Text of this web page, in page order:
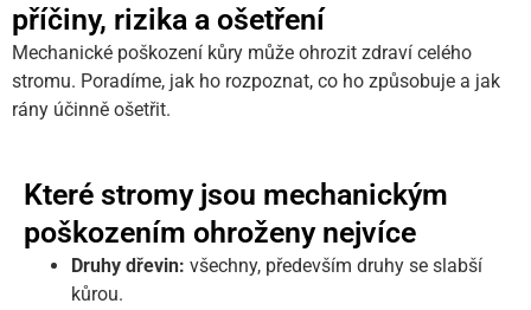
příčiny, rizika a ošetření
Mechanické poškození kůry může ohrozit zdraví celého
stromu. Poradíme, jak ho rozpoznat, co ho způsobuje a jak
rány účinně ošetřit.
Které stromy jsou mechanickým
poškozením ohroženy nejvíce
Druhy dřevin: všechny, především druhy se slabší
kůrou.